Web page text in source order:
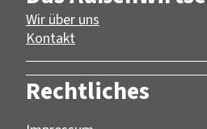
Wir über uns
Kontakt
Rechtliches